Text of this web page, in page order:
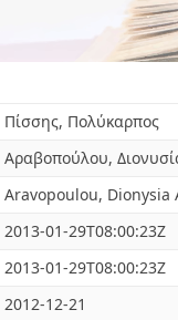
Πίσσης, Πολύκαρπος
Αραβοπούλου,
Aravopoulou, Dionysia
2013-01-29T08:00:23Z
2013-01-29T08:00:23Z
2012-12-21